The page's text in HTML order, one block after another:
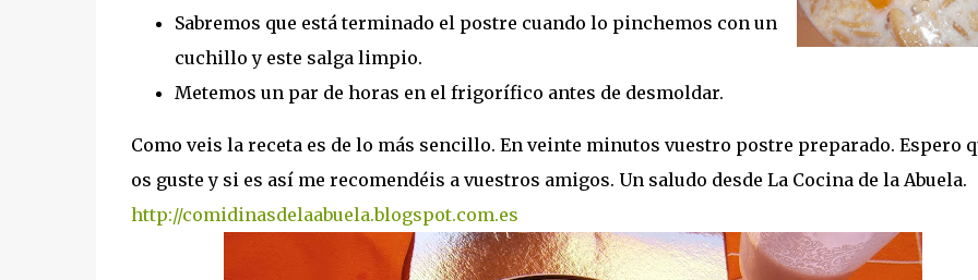
Sabremos que está terminado el postre cuando lo pinchemos con un
cuchillo y este salga limpio.
Metemos un par de horas en el frigorífico antes de desmoldar.
Como veis la receta es de lo más sencillo. En veinte minutos vuestro postre preparado. Espero
os guste y si es así me recomendéis a vuestros amigos. Un saludo desde La Cocina de la Abuela.
http://comidinasdelaabuela.blogspot.com.es